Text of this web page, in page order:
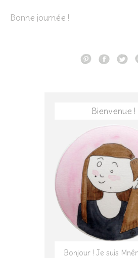
Bonne journée !
Bienvenue !
Bonjour ! Je suis